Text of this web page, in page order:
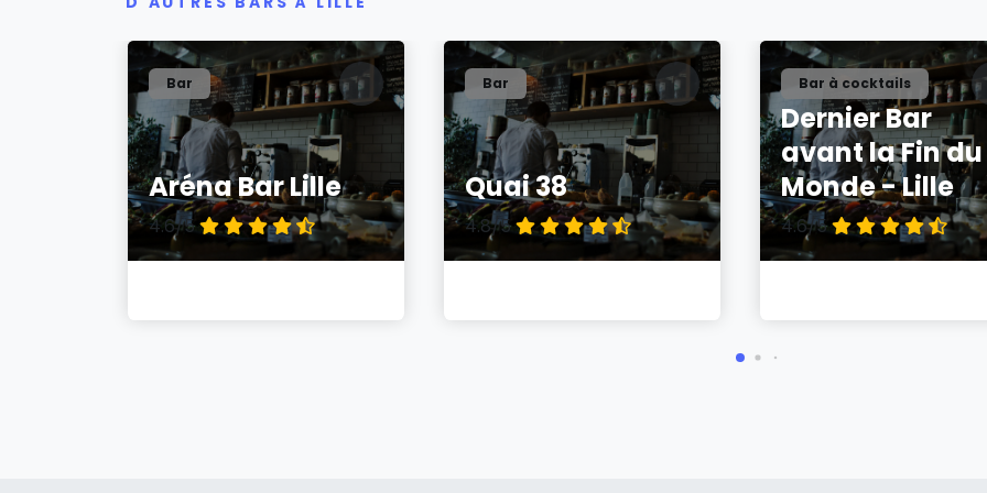
Aréna Bar Lille
4.6/5
Bar
Quai 38
4.8/5
Bar
Dernier Bar
avant la Fin du
Monde - Lille
4.6/5
Bar à cocktails